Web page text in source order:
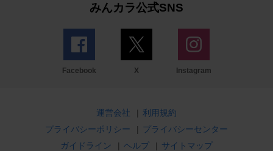
みんカラ公式SNS
Facebook X Instagram
運営会社 | 利用規約
プライバシーポリシー
| プライバシーセンター
ガイドライン
| ヘルプ | サイトマップ